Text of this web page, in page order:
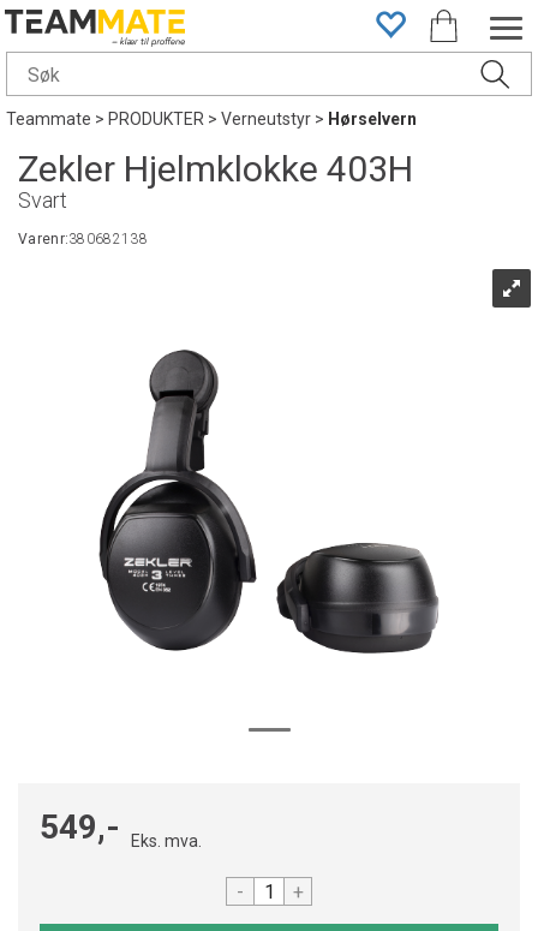
Teammate>PRODUKTER>Verneutstyr> Hørselvern
Zekler Hjelmklokke 403H
Svart
Varenr:380682138
Eks. mva.
549,-
- +